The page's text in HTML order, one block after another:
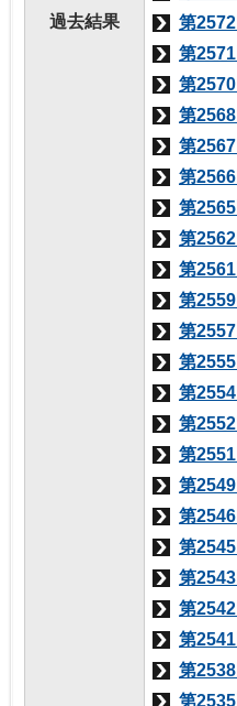
過去結果
第
第
第
第
第
第
第
第
第
第
第
第
第
第
第
第
第
第
第
第
第
第
第